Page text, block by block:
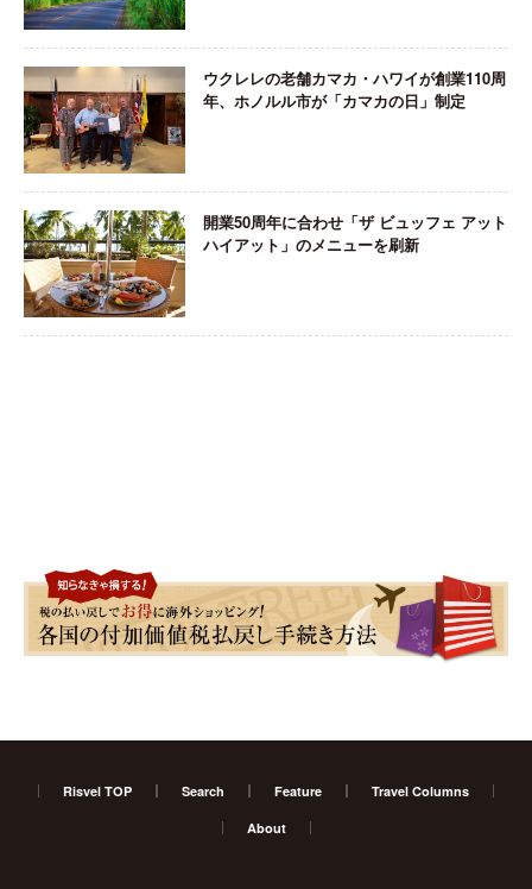
ウクレレの老舗カマカ・ハワイが創業110周
年、ホノルル市が「カマカの日」制定
開業50周年に合わせ「ザ ビュッフェ アット
ハイアット」のメニューを刷新
Risvel TOP Search Feature Travel Columns
About